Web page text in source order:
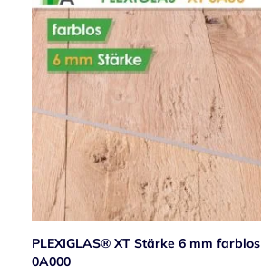
PLEXIGLAS® XT Stärke 6 mm farblos
0A000